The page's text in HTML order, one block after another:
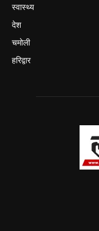
स्वास्थ्य
देश
चमोली
हरिद्वार